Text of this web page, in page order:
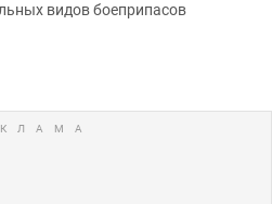
видов боеприпасов